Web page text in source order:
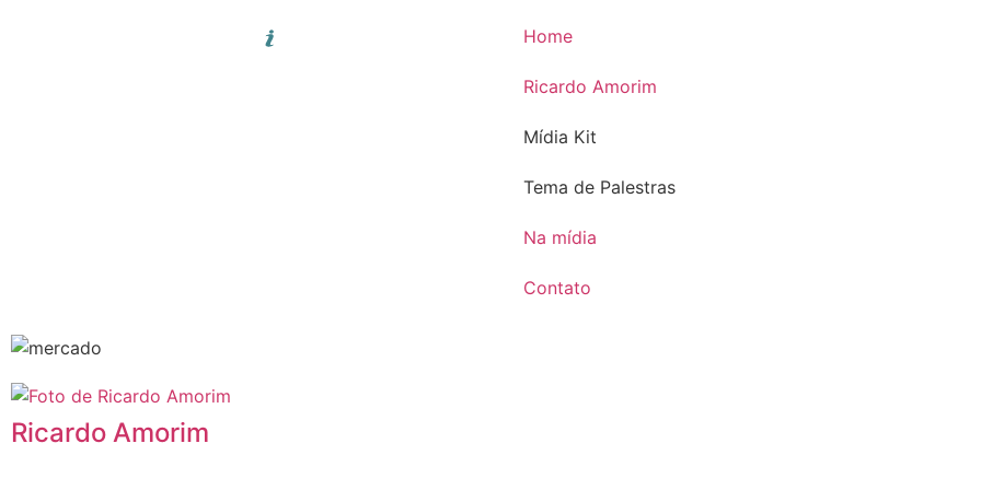
Home
Ricardo Amorim
Mídia Kit
Tema de Palestras
Na mídia
Contato
Ricardo Amorim